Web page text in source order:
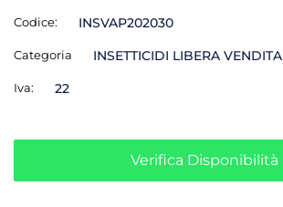
Codice: INSVAP202030
Categoria INSETTICIDI LIBERA VENDITA
Iva: 22
Verifica Disponibilità